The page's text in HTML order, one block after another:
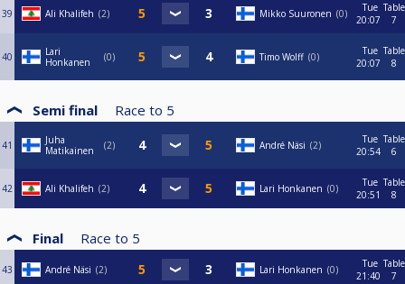
39 Ali Khalifeh 2 Mikko Suuronen 0
Tue
20:07
Table
7
40
Lari
Honkanen
0 Timo Wolff 0
Tue
20:07
Table
8
Semi final Race to 5
41
Juha
Matikainen
2 André Näsi 2
Tue
20:54
Table
6
42 Ali Khalifeh 2 Lari Honkanen 0
Tue
20:51
Table
8
Final Race to 5
43 André Näsi 2 Lari Honkanen 0
Tue
21:40
Table
7